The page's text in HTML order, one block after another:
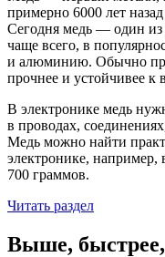
примерно 6000 лет
Сегодня медь — один из
чаще всего, в
и алюминию. Обычно
прочнее и устойчивее к
В электронике медь
в проводах,
Медь можно найти
электронике, например,
700 граммов.
Читать раздел
Выше, быстрее,